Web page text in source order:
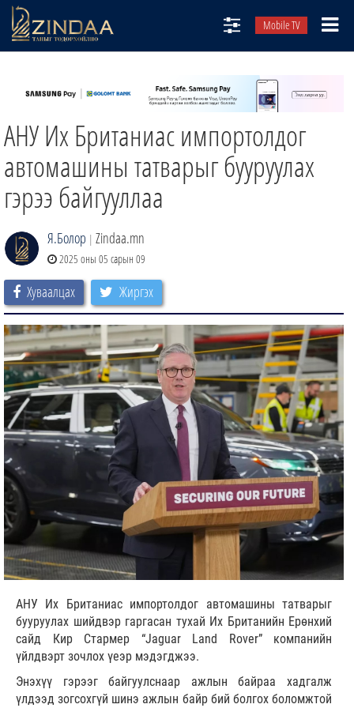
Mobile TV
ТВ8
ӨГЛӨӨНИЙ СОНИН
ЗИНДАА СЭТГҮҮЛ
АНУ Их Британиас импортолдог
автомашины татварыг бууруулах
гэрээ байгууллаа
Я.Болор | Zindaa.mn
2025 оны 05 сарын 09
Хуваалцах Жиргэх
АНУ Их Британиас импортолдог автомашины татварыг
бууруулах шийдвэр гаргасан тухай Их Британийн Ерөнхий
сайд Кир Стармер “Jaguar Land Rover” компанийн
үйлдвэрт зочлох үеэр мэдэгджээ.
Энэхүү гэрээг байгуулснаар ажлын байраа хадгалж
үлдээд зогсохгүй шинэ ажлын байр бий болгох боломжтой